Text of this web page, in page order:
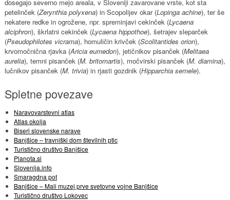
dosegajo severno mejo areala, v Sloveniji zavarovane vrste, kot sta
petelinček (Zerynthia polyxena) in Scopolijev okar (Lopinga achine), ter še
nekatere redke in ogrožene, npr. spreminjavi cekinček (Lycaena
alciphron), škrlatni cekinček (Lycaena hippothoe), šetrajev sleparček
(Pseudophilotes vicrama), homuličin krivček (Scolitantides orion),
krvomočnična rjavka (Aricia eumedon), jetičnikov pisanček (Melitaea
aurelia), temni pisanček (M. britomartis), močvirski pisanček (M. diamina),
lučnikov pisanček (M. trivia) in rjasti gozdnik (Hipparchia semele).
Spletne povezave
Naravovarstevni atlas
Atlas okolja
Biseri slovenske narave
Banjšice – travniški dom številnih ptic
Turistično društvo Banjšice
Planota.si
Slovenija.info
Smaragdna pot
Banjšice – Mali muzej prve svetovne vojne Banjšice
Turistično društvo Lokovec